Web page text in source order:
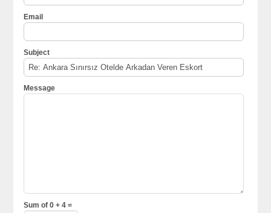
Email
Subject
Message
Sum of 0 + 4 =